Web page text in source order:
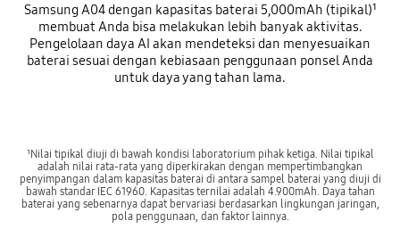
Samsung A04 dengan kapasitas baterai 5,000mAh (tipikal)¹
membuat Anda bisa melakukan lebih banyak aktivitas.
Pengelolaan daya AI akan mendeteksi dan menyesuaikan
baterai sesuai dengan kebiasaan penggunaan ponsel Anda
untuk daya yang tahan lama.
¹Nilai tipikal diuji di bawah kondisi laboratorium pihak ketiga. Nilai tipikal
adalah nilai rata-rata yang diperkirakan dengan mempertimbangkan
penyimpangan dalam kapasitas baterai di antara sampel baterai yang diuji di
bawah standar IEC 61960. Kapasitas ternilai adalah 4.900mAh. Daya tahan
baterai yang sebenarnya dapat bervariasi berdasarkan lingkungan jaringan,
pola penggunaan, dan faktor lainnya.